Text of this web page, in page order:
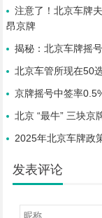
注意了！北京车牌
昂京牌
揭秘：北京车牌摇
北京车管所现在50
京牌摇号中签率
北京 “最牛” 三块京
2025年北京车牌政
发表评论